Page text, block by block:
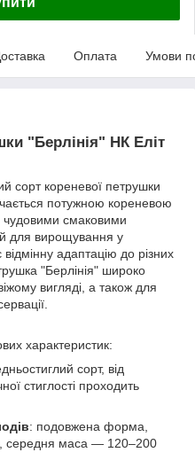
Оплата Умови
"Берлінія" НК Еліт
сорт кореневої петрушки
потужною кореневою
чудовими смаковими
для вирощування у
адаптацію до різних
"Берлінія" широко
вигляді, а також для
характеристик:
сорт, від
стиглості проходить
: подовжена форма,
середня маса — 120–200